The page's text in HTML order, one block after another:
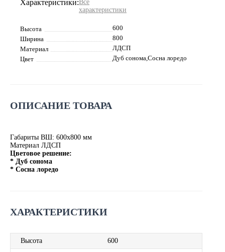
Характеристики:Все
характеристики
Высота
600
Ширина
800
Материал
ЛДСП
Цвет
Дуб сонома,Сосна лоредо
ОПИСАНИЕ ТОВАРА
Габариты ВШ: 600х800 мм
Материал ЛДСП
Цветовое решение:
* Дуб сонома
* Сосна лоредо
ХАРАКТЕРИСТИКИ
Высота 600